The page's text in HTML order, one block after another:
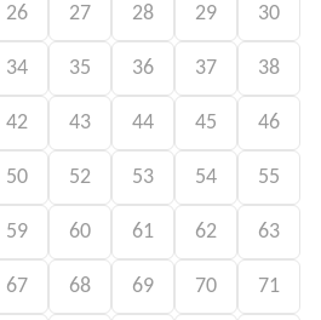
26 27 28 29 30
34 35 36 37 38
42 43 44 45 46
50 52 53 54 55
59 60 61 62 63
67 68 69 70 71